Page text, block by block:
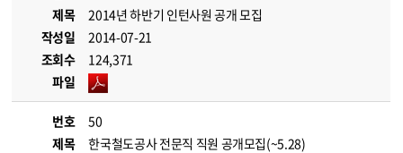
제목
2014년 하반기 인턴사원 공개 모집
작성일
2014-07-21
조회수
124,371
파일
번호
50
제목
한국철도공사 전문직 직원 공개모집(~5.28)